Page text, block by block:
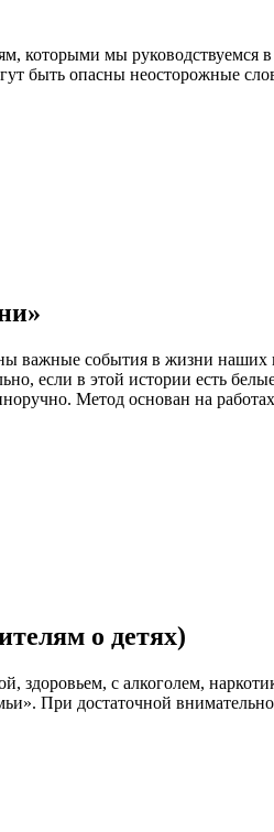
которыми мы
быть опасны неосторожные
важные события в жизни
если в этой истории есть
Метод основан на
о детях)
с алкоголем,
При достаточной